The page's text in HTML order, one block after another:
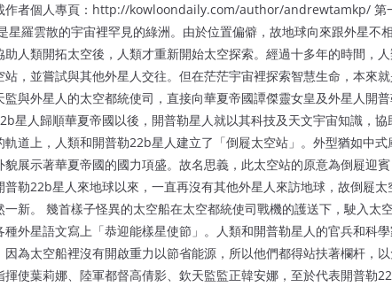
作者個人專頁：http://kowloondaily.com/author/andrewtamkp/ 第
星羅雲散的宇宙裡罕見的綠洲。由於位置偏僻，故地球向來跟外星不
助人類開拓太空後，人類才重新開始太空探索。經過十多年的時間，
站，並嘗試與其他外星人交往。但在茫茫宇宙裡探索智慧生命，本來
監與外星人的太空都統使司，直接向華夏帝國譚傑靈女皇及外星人開
星人歸順華夏帝國以後，開普勒星人就以其科技及天文宇宙知識，
軌道上，人類和開普勒22b星人建立了「倒屣太空站」。外型猶如中
貌展示著華夏帝國的國力項盛。故名思義，此太空站的原意為倒屣迎
普勒22b星人來地球以來，一直再沒有其他外星人來訪地球，故倒屣
一新。 幾首樣子怪異的太空船在太空都統使司戰機的護送下，駛入太
種外星語文寫上「恭迎能樣星使節」。人類和開普勒星人的官兵和科
因為太空船裡沒有開啟重力以節省能源，所以他們都得站扶著欄杆，
揮使葉莉娜、陸軍都督高倩影、欽天監監正韓安娜，至於代表開普勒